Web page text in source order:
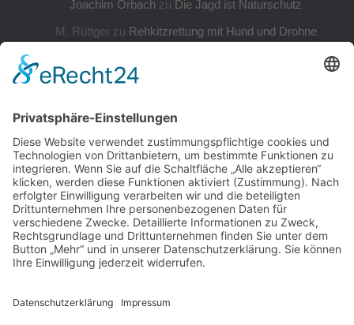
Joachim Orbach zu Die Jagd ist Naturschutz
M. Rüttgerzu Rehkitzrettung mit Hund und Drohne
Yvonne BelinzuRehkitzrettung mit Hund und Drohne
Informationen
Impressum
Datenschutzerklärung